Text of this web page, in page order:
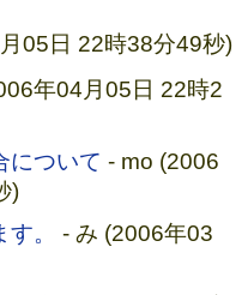
05日 22時38分49秒)
年04月05日 22時2
について - mo (2006
)
。
- み (2006年03